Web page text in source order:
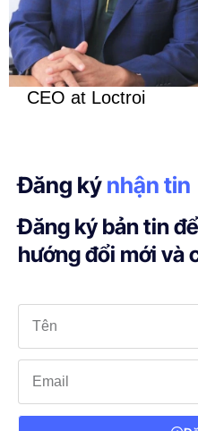
CEO at Loctroi
Đăng ký nhận tin
Đăng ký bản tin
hướng đổi mới và